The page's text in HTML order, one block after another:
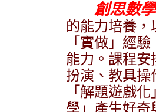
創思數學
的能力培養
「實做」經
能力。課程
扮演、教具操
「解題遊戲
學」產生好奇